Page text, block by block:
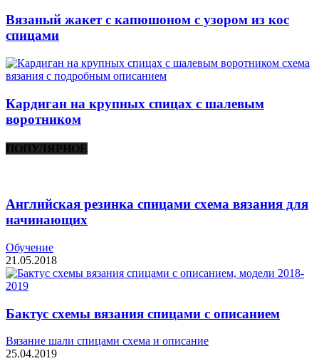
Вязаный жакет с капюшоном с узором из кос
спицами
Кардиган на крупных спицах с шалевым
воротником
ПОПУЛЯРНОЕ
Английская резинка спицами схема вязания для
начинающих
Обучение
21.05.2018
Бактус схемы вязания спицами с описанием
Вязание шали спицами схема и описание
25.04.2019